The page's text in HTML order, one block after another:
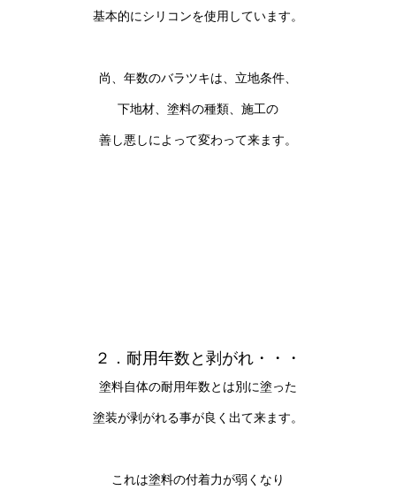
基本的にシリコンを使用しています。
尚、年数のバラツキは、立地条件、
下地材、塗料の種類、施工の
善し悪しによって変わって来ます。
２．耐用年数と剥がれ・・・
塗料自体の耐用年数とは別に塗った
塗装が剥がれる事が良く出て来ます。
これは塗料の付着力が弱くなり